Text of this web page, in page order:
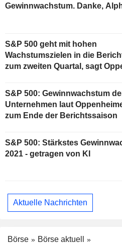
Gewinnwachstum. Danke,
S&P 500 geht mit hohen
Wachstumszielen in die
zum zweiten Quartal, sagt
S&P 500: Gewinnwachstum
Unternehmen laut
zum Ende der Berichtssaison
S&P 500: Stärkstes
2021 - getragen von KI
Aktuelle Nachrichten
Börse
Börse aktuell